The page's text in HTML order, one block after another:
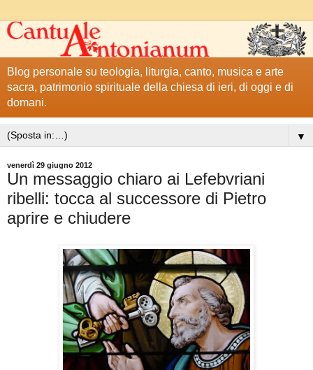
Blog personale su teologia, liturgia, canto, musica e arte
sacra, patrimonio spirituale della chiesa di ieri, di oggi e di
domani.
▼
venerdì 29 giugno 2012
Un messaggio chiaro ai Lefebvriani
ribelli: tocca al successore di Pietro
aprire e chiudere